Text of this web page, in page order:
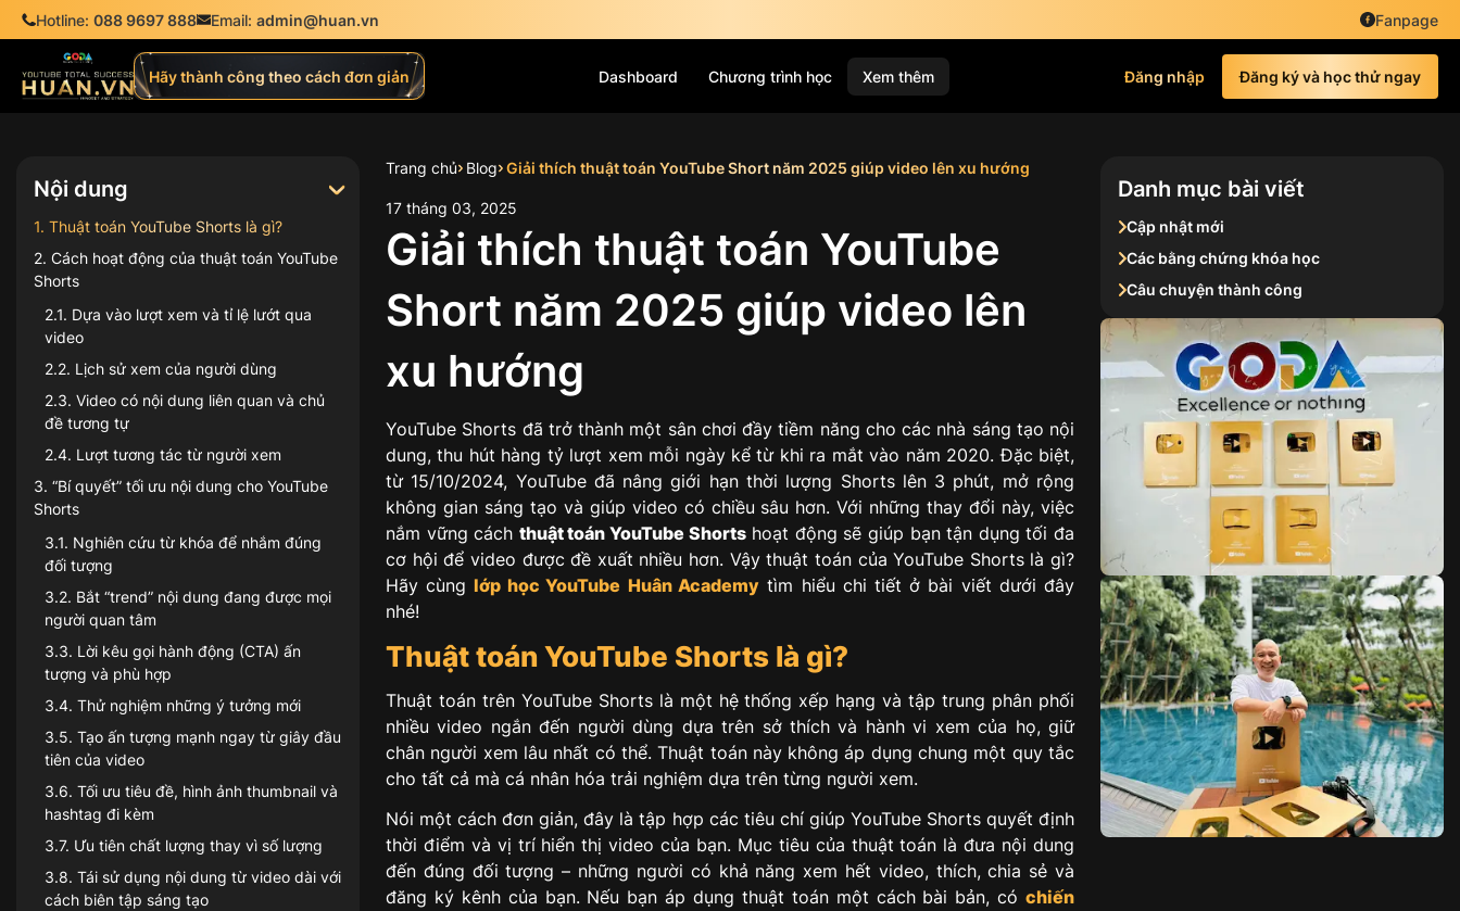
Hotline: 088 9697 888 Email: admin@huan.vn Fanpage
Hãy thành công theo cách đơn giản Dashboard Chương trình học Xem thêm Đăng nhập Đăng ký và học thử ngay
Nội dung
1. Thuật toán YouTube Shorts là gì?
2. Cách hoạt động của thuật toán YouTube
Shorts
2.1. Dựa vào lượt xem và tỉ lệ lướt qua
video
2.2. Lịch sử xem của người dùng
2.3. Video có nội dung liên quan và chủ
đề tương tự
2.4. Lượt tương tác từ người xem
3. “Bí quyết” tối ưu nội dung cho YouTube
Shorts
3.1. Nghiên cứu từ khóa để nhắm đúng
đối tượng
3.2. Bắt “trend” nội dung đang được mọi
người quan tâm
3.3. Lời kêu gọi hành động (CTA) ấn
tượng và phù hợp
3.4. Thử nghiệm những ý tưởng mới
3.5. Tạo ấn tượng mạnh ngay từ giây đầu
tiên của video
3.6. Tối ưu tiêu đề, hình ảnh thumbnail và
hashtag đi kèm
3.7. Ưu tiên chất lượng thay vì số lượng
3.8. Tái sử dụng nội dung từ video dài với
cách biên tập sáng tạo
Trang chủ Blog Giải thích thuật toán YouTube Short năm 2025 giúp video lên xu hướng
17 tháng 03, 2025
Giải thích thuật toán YouTube
Short năm 2025 giúp video lên
xu hướng
YouTube Shorts đã trở thành một sân chơi đầy tiềm năng cho các nhà sáng tạo nội
dung, thu hút hàng tỷ lượt xem mỗi ngày kể từ khi ra mắt vào năm 2020. Đặc biệt,
từ 15/10/2024, YouTube đã nâng giới hạn thời lượng Shorts lên 3 phút, mở rộng
không gian sáng tạo và giúp video có chiều sâu hơn. Với những thay đổi này, việc
nắm vững cách thuật toán YouTube Shortshoạt động sẽ giúp bạn tận dụng tối đa
cơ hội để video được đề xuất nhiều hơn. Vậy thuật toán của YouTube Shorts là gì?
Hãy cùnglớp học YouTube Huân Academy tìm hiểu chi tiết ở bài viết dưới đây
nhé!
Thuật toán YouTube Shorts là gì?
Thuật toán trên YouTube Shorts là một hệ thống xếp hạng và tập trung phân phối
nhiều video ngắn đến người dùng dựa trên sở thích và hành vi xem của họ, giữ
chân người xem lâu nhất có thể. Thuật toán này không áp dụng chung một quy tắc
cho tất cả mà cá nhân hóa trải nghiệm dựa trên từng người xem.
Nói một cách đơn giản, đây là tập hợp các tiêu chí giúp YouTube Shorts quyết định
thời điểm và vị trí hiển thị video của bạn. Mục tiêu của thuật toán là đưa nội dung
đến đúng đối tượng – những người có khả năng xem hết video, thích, chia sẻ và
đăng ký kênh của bạn. Nếu bạn áp dụng thuật toán một cách bài bản, có chiến
Danh mục bài viết
Cập nhật mới
Các bằng chứng khóa học
Câu chuyện thành công